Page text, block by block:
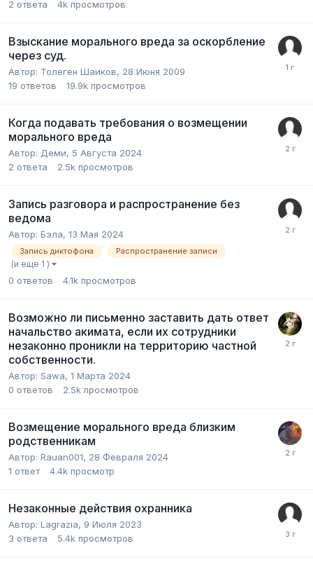
2 ответа 4k просмотров
Взыскание морального вреда за оскорбление
через суд.
Автор: Толеген Шаиков, 28 Июня 2009
19 ответов 19.9k просмотров
Когда подавать требования о возмещении
морального вреда
Автор: Деми, 5 Августа 2024
2 ответа 2.5k просмотров
Запись разговора и распространение без
ведома
Автор: Бэла, 13 Мая 2024
Запись диктофона Распространение записи
(и еще 1 )
0 ответов 4.1k просмотров
Возможно ли письменно заставить дать ответ
начальство акимата, если их сотрудники
незаконно проникли на территорию частной
собственности.
Автор: Sawa, 1 Марта 2024
0 ответов 2.5k просмотров
Возмещение морального вреда близким
родственникам
Автор: Rauan001, 28 Февраля 2024
1 ответ 4.4k просмотр
Незаконные действия охранника
Автор: Lagrazia, 9 Июля 2023
3 ответа 5.4k просмотров